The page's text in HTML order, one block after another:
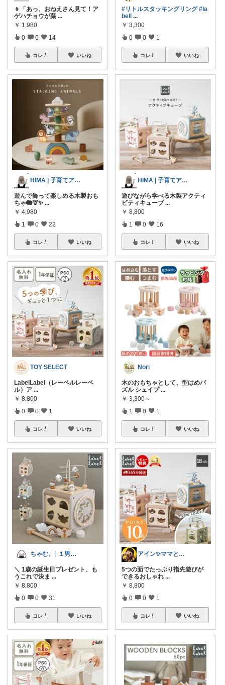
👦「あっ、おねえさん見て！ア
ゲハチョウが葉 ...
￥ 1,980
0 0 14
コレ いいね
HIMA | 子育てアイテム紹介🐣💕
遊んで飾って楽しめる木製おも
ちゃ🐘🦒✨ ...
￥ 4,980
1 0 22
コレ いいね
TOY SELECT
LabelLabel（レーベルレーベ
ル）ア ...
￥ 8,800
0 0 1
コレ いいね
ちゃむ。│１男２女＋🐶のふっくらママ
＼ 1歳の誕生日プレゼント、も
うこれで決ま ...
￥ 8,800
0 0 31
コレ いいね
#リトルスタッキングリング #la
bell ...
￥ 3,300
0 0 1
コレ いいね
HIMA | 子育てアイテム紹介🐣💕
遊びながら学べる木製アクティ
ビティキューブ ...
￥ 8,800
1 0 16
コレ いいね
Nori
木のおもちゃとして、型はめパ
ズル シェイプ ...
￥ 3,300～
1 0 1
コレ いいね
アイン✨ママと子供と食べ物と🍭
5つの面でたっぷり指先遊びが
できるおしゃれ ...
￥ 8,800
0 0 1
コレ いいね